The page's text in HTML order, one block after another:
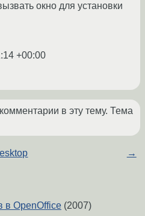
окно для установки
+00:00
в эту тему. Тема
→
в OpenOffice (2007)